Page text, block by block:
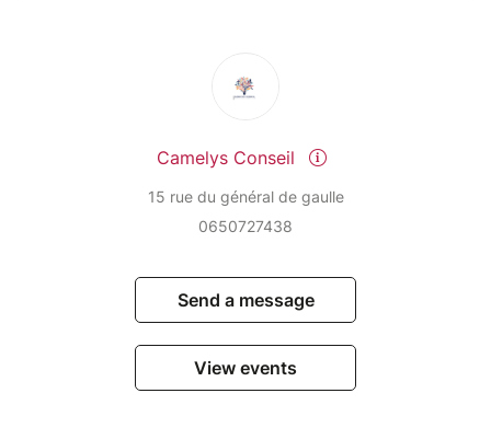
Camelys Conseil
15 rue du général de gaulle
0650727438
Send a message
View events